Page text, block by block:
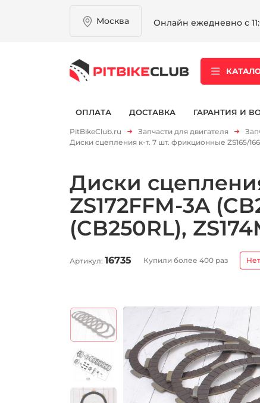
Москва Онлайн ежедневно с
ОПЛАТА ДОСТАВКА ГАРАНТИЯ И
PitBikeClub.ru Запчасти для двигателя
Диски сцепления к-т. 7 шт. фрикционные ZS165/
Диски
ZS172FFM-3A
(CB250RL),
Артикул: 16735 Купили более 400 раз